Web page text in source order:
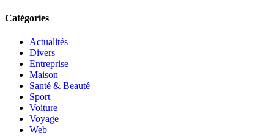
Catégories
Actualités
Divers
Entreprise
Maison
Santé & Beauté
Sport
Voiture
Voyage
Web